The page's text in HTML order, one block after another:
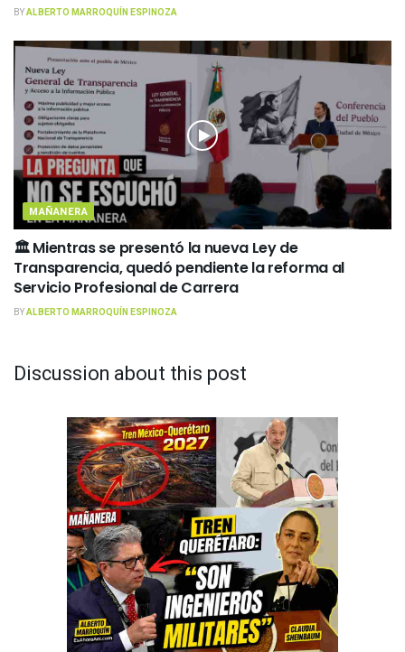
BYALBERTO MARROQUÍN ESPINOZA
MAÑANERA
🏛️ Mientras se presentó la nueva Ley de
Transparencia, quedó pendiente la reforma al
Servicio Profesional de Carrera
BYALBERTO MARROQUÍN ESPINOZA
Discussion about this post